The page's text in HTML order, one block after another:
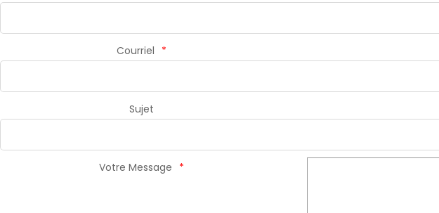
Courriel
Sujet
Votre Message